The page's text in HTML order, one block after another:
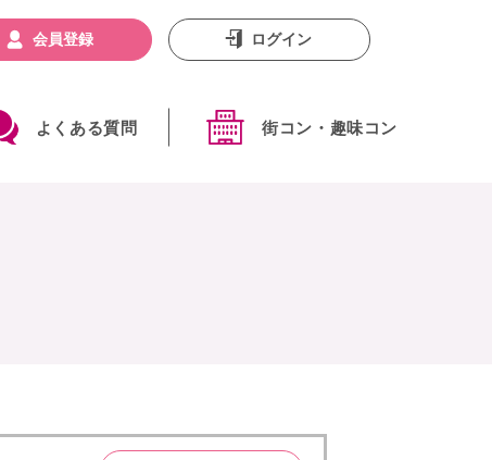
よくある質問 街コン・趣味コン
会員登録 ログイン